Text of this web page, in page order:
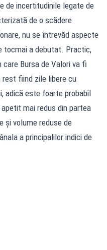
de incertitudinile legate de
de o scădere
nu se întrevăd aspecte
tocmai a debutat. Practic,
Bursa de Valori va fi
rest fiind zile libere cu
adică este foarte probabil
mai redus din partea
și volume reduse de
a principalilor indici de